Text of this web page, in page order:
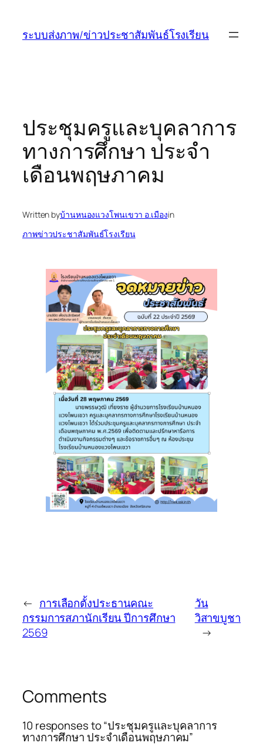
ระบบส่งภาพ/ข่าวประชาสัมพันธ์โรงเรียน
ประชุมครูและบุคลาการ
ทางการศึกษา ประจำ
เดือนพฤษภาคม
Written byบ้านหนองแวงโพนเขวา อ.เมืองin
ภาพข่าวประชาสัมพันธ์โรงเรียน
← การเลือกตั้งประธานคณะ
กรรมการสภานักเรียน ปีการศึกษา
2569
วัน
วิสาขบูชา
→
Comments
10 responses to “ประชุมครูและบุคลาการ
ทางการศึกษา ประจำเดือนพฤษภาคม”